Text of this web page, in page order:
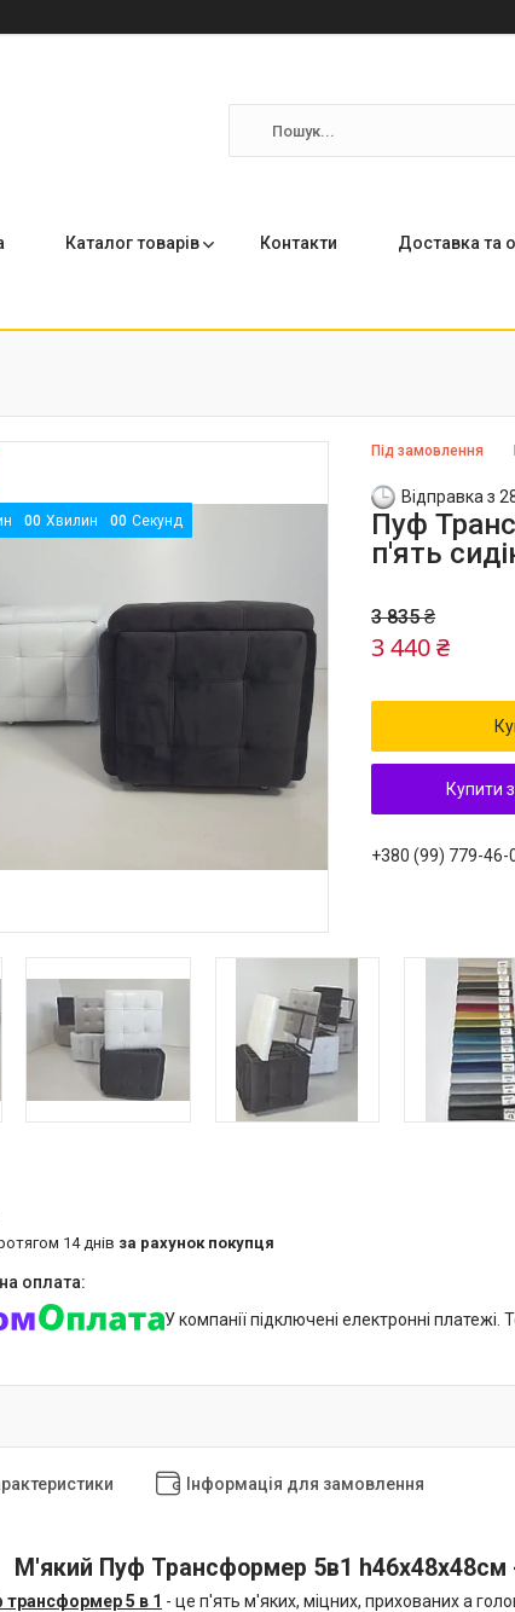
Каталог товарів Контакти Доставка та
00 Хвилин 00 Секунд
Під замовлення
Відправка з
Пуф
п'ять
3 835 ₴
3 440 ₴
Купити з
+380 (99) 779-46-
14 днів за рахунок покупця
У компанії підключені електронні
Інформація для замовлення
М'який Пуф Трансформер 5в1 h46х48х48см
трансформер 5 в 1 - це п'ять м'яких, міцних, прихованих а